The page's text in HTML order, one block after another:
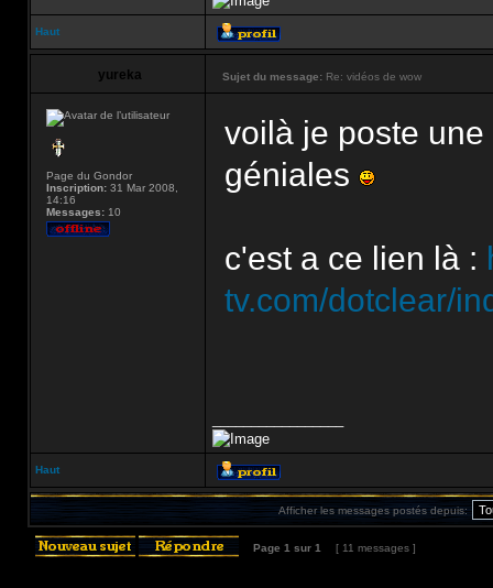
Haut
yureka Sujet du message: Re: vidéos de wow
Page du Gondor
Inscription: 31 Mar 2008,
14:16
Messages: 10
voilà je poste
géniales
c'est a ce lien là :
tv.com/dotclear/
Haut
Afficher les messages postés depuis:
Page 1 sur 1 [ 11 messages ]